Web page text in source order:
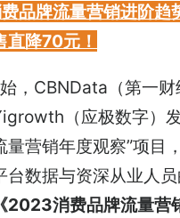
品牌流量营销进阶趋
直降70元！
，CBNData（第一财
（应极数字）
量营销年度观察”项目
台数据与资深从业人员
《2023消费品牌流量营